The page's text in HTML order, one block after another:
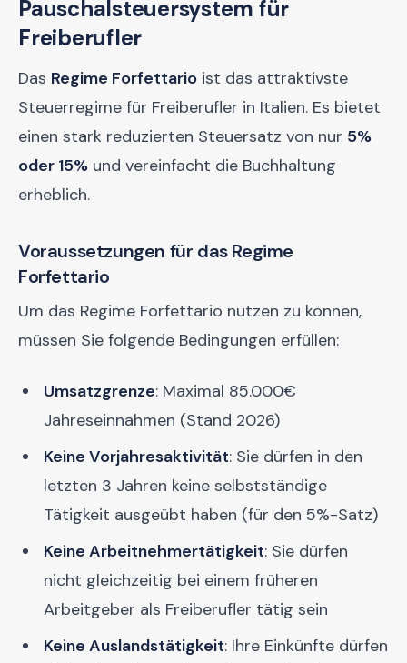
Pauschalsteuersystem für
Freiberufler
Das Regime Forfettario ist das attraktivste
Steuerregime für Freiberufler in Italien. Es bietet
einen stark reduzierten Steuersatz von nur 5%
oder 15% und vereinfacht die Buchhaltung
erheblich.
Voraussetzungen für das Regime
Forfettario
Um das Regime Forfettario nutzen zu können,
müssen Sie folgende Bedingungen erfüllen:
Umsatzgrenze: Maximal 85.000€
Jahreseinnahmen (Stand 2026)
Keine Vorjahresaktivität: Sie dürfen in den
letzten 3 Jahren keine selbstständige
Tätigkeit ausgeübt haben (für den 5%-Satz)
Keine Arbeitnehmertätigkeit: Sie dürfen
nicht gleichzeitig bei einem früheren
Arbeitgeber als Freiberufler tätig sein
Keine Auslandstätigkeit: Ihre Einkünfte dürfen